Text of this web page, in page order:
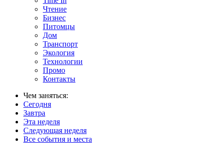
Чтение
Бизнес
Питомцы
Дом
Транспорт
Экология
Технологии
Промо
Контакты
Чем заняться:
Сегодня
Завтра
Эта неделя
Следующая неделя
Все события и места